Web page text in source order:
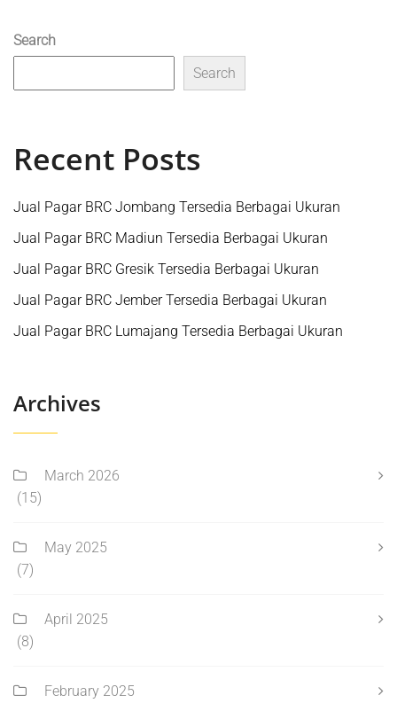
Search
Search
Recent Posts
Jual Pagar BRC Jombang Tersedia Berbagai Ukuran
Jual Pagar BRC Madiun Tersedia Berbagai Ukuran
Jual Pagar BRC Gresik Tersedia Berbagai Ukuran
Jual Pagar BRC Jember Tersedia Berbagai Ukuran
Jual Pagar BRC Lumajang Tersedia Berbagai Ukuran
Archives
March 2026
(15)
May 2025
(7)
April 2025
(8)
February 2025